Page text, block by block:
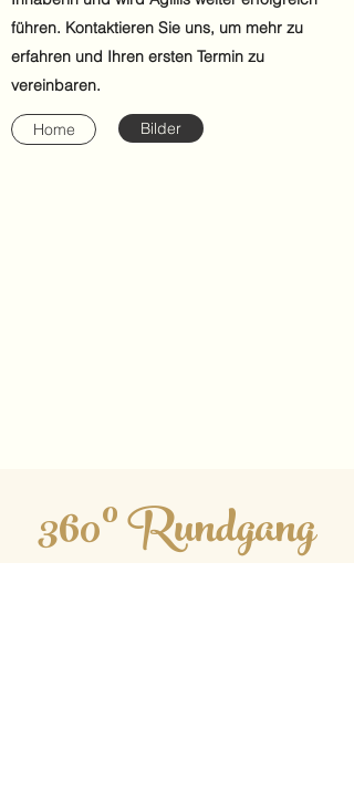
führen. Kontaktieren Sie uns, um mehr zu
erfahren und Ihren ersten Termin zu
vereinbaren.
Home Bilder
360° Rundgang